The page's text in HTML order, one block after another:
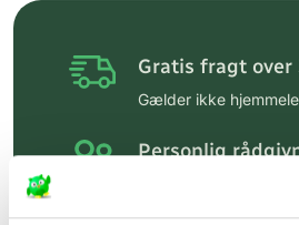
Gratis fragt over
Gælder ikke
Personlig